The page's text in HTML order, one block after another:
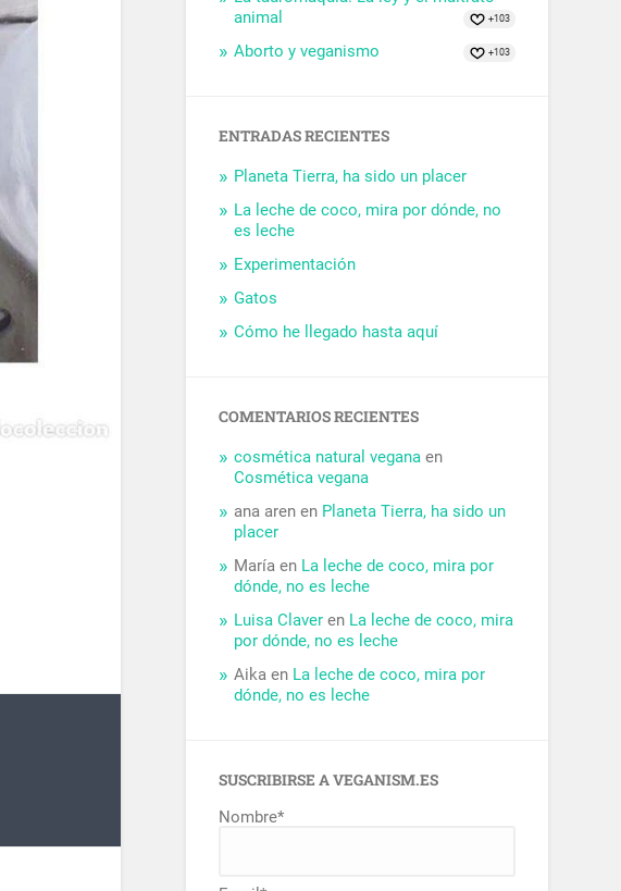
animal
+103
Aborto y veganismo +103
ENTRADAS RECIENTES
Planeta Tierra, ha sido un placer
La leche de coco, mira por dónde, no
es leche
Experimentación
Gatos
Cómo he llegado hasta aquí
COMENTARIOS RECIENTES
cosmética natural vegana en
Cosmética vegana
ana aren en Planeta Tierra, ha sido un
placer
María en La leche de coco, mira por
dónde, no es leche
Luisa Claver en La leche de coco, mira
por dónde, no es leche
Aika en La leche de coco, mira por
dónde, no es leche
SUSCRIBIRSE A VEGANISM.ES
Nombre*